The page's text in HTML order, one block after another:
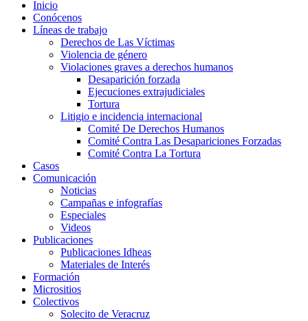
Inicio
Conócenos
Líneas de trabajo
Derechos de Las Víctimas
Violencia de género
Violaciones graves a derechos humanos
Desaparición forzada​
Ejecuciones extrajudiciales
Tortura
Litigio e incidencia internacional
Comité De Derechos Humanos​
Comité Contra Las Desapariciones Forzadas
Comité Contra La Tortura​
Casos
Comunicación
Noticias
Campañas e infografías
Especiales
Videos
Publicaciones
Publicaciones Idheas
Materiales de Interés
Formación
Micrositios
Colectivos
Solecito de Veracruz